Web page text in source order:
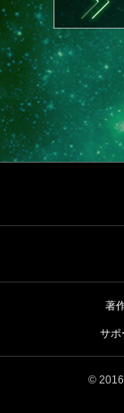
著
サポ
©